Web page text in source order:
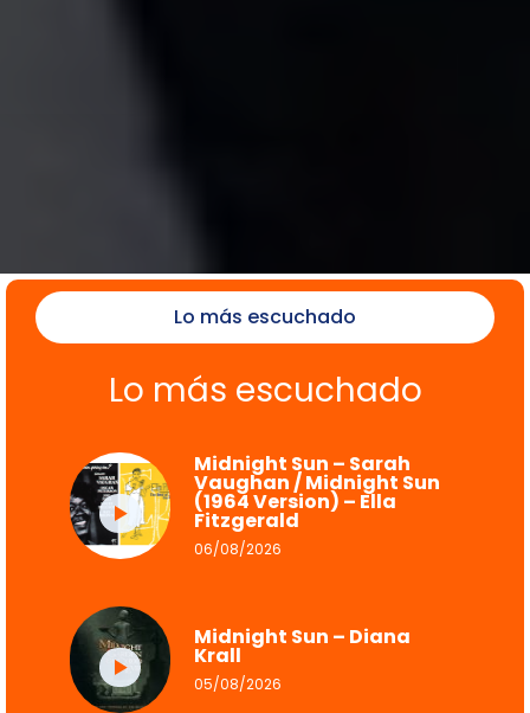
Lo más escuchado
Lo más escuchado
Midnight Sun – Sarah
Vaughan / Midnight Sun
(1964 Version) – Ella
Fitzgerald
06/08/2026
Midnight Sun – Diana
Krall
05/08/2026